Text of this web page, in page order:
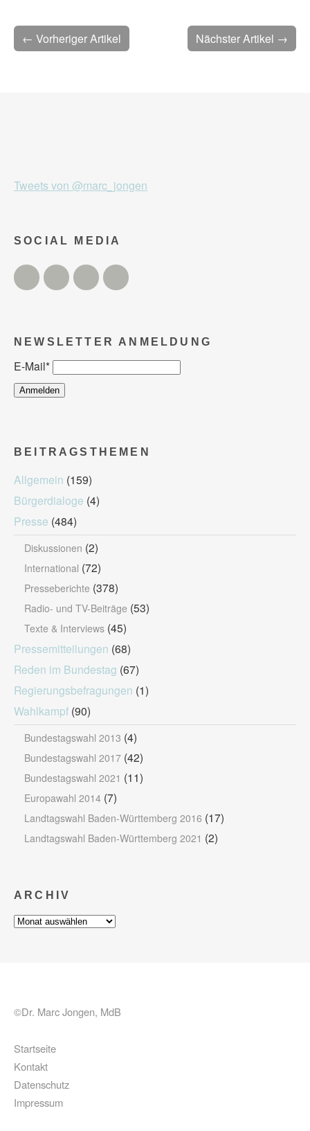
Nächster Artikel →
← Vorheriger Artikel
Tweets von @marc_jongen
SOCIAL MEDIA
Twitter FacebookInstagram
NEWSLETTER ANMELDUNG
E-Mail*
BEITRAGSTHEMEN
Allgemein (159)
Bürgerdialoge (4)
Presse (484)
Diskussionen (2)
International (72)
Presseberichte (378)
Radio- und TV-Beiträge (53)
Texte & Interviews (45)
Pressemitteilungen (68)
Reden im Bundestag (67)
Regierungsbefragungen (1)
Wahlkampf (90)
Bundestagswahl 2013 (4)
Bundestagswahl 2017 (42)
Bundestagswahl 2021 (11)
Europawahl 2014 (7)
Landtagswahl Baden-Württemberg 2016 (17)
Landtagswahl Baden-Württemberg 2021 (2)
ARCHIV
Archiv
©Dr. Marc Jongen, MdB
Startseite
Kontakt
Datenschutz
Impressum